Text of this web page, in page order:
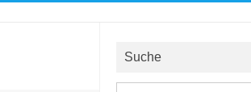
Suche